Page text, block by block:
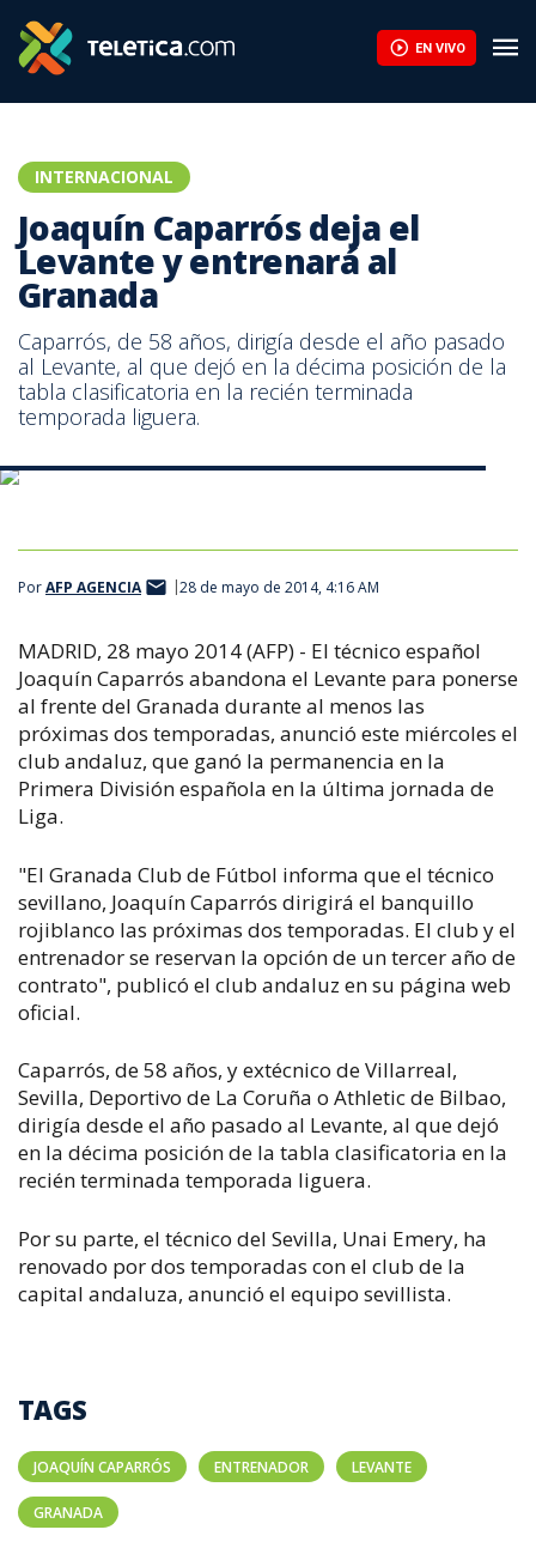
EN VIVO
INTERNACIONAL
Joaquín Caparrós deja el
Levante y entrenará al
Granada
Caparrós, de 58 años, dirigía desde el año pasado
al Levante, al que dejó en la décima posición de la
tabla clasificatoria en la recién terminada
temporada liguera.
PorAFP AGENCIA 28 de mayo de 2014, 4:16 AM
MADRID, 28 mayo 2014 (AFP) - El técnico español
Joaquín Caparrós abandona el Levante para ponerse
al frente del Granada durante al menos las
próximas dos temporadas, anunció este miércoles el
club andaluz, que ganó la permanencia en la
Primera División española en la última jornada de
Liga.
"El Granada Club de Fútbol informa que el técnico
sevillano, Joaquín Caparrós dirigirá el banquillo
rojiblanco las próximas dos temporadas. El club y el
entrenador se reservan la opción de un tercer año de
contrato", publicó el club andaluz en su página web
oficial.
Caparrós, de 58 años, y extécnico de Villarreal,
Sevilla, Deportivo de La Coruña o Athletic de Bilbao,
dirigía desde el año pasado al Levante, al que dejó
en la décima posición de la tabla clasificatoria en la
recién terminada temporada liguera.
Por su parte, el técnico del Sevilla, Unai Emery, ha
renovado por dos temporadas con el club de la
capital andaluza, anunció el equipo sevillista.
TAGS
JOAQUÍN CAPARRÓS ENTRENADOR LEVANTE
GRANADA